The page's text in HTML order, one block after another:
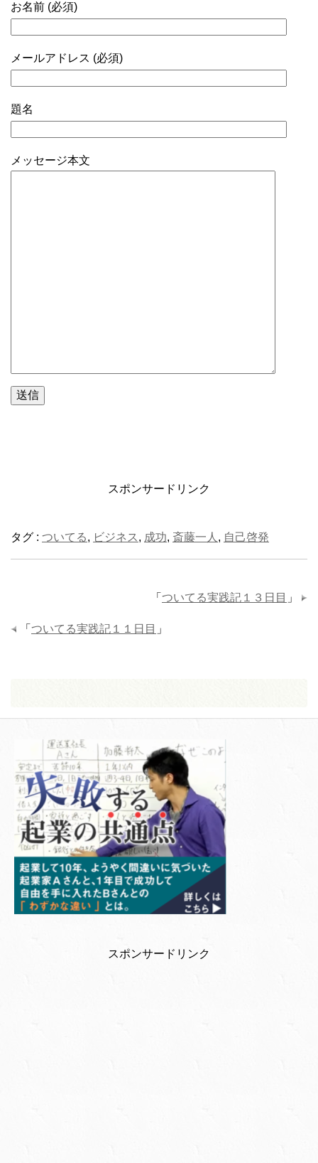
お名前 (必須)
メールアドレス (必須)
題名
メッセージ本文
スポンサードリンク
タグ : ついてる, ビジネス , 成功, 斎藤一人 , 自己啓発
「 ついてる実践記１３日目 」
「 ついてる実践記１１日目 」
スポンサードリンク